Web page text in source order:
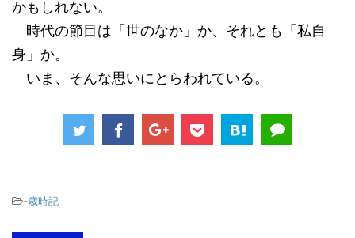
かもしれない。
時代の節目は「世のなか」か、それとも「私自
身」か。
いま、そんな思いにとらわれている。
-歳時記